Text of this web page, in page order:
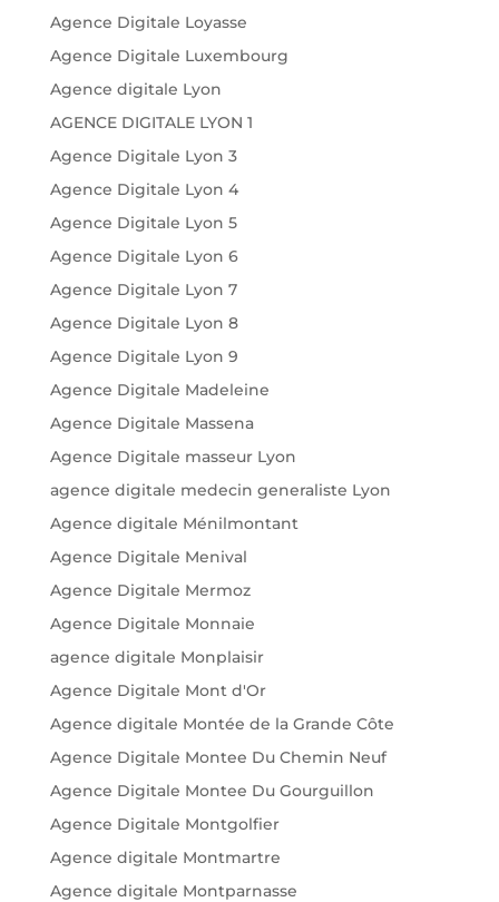
Agence Digitale Loyasse
Agence Digitale Luxembourg
Agence digitale Lyon
AGENCE DIGITALE LYON 1
Agence Digitale Lyon 3
Agence Digitale Lyon 4
Agence Digitale Lyon 5
Agence Digitale Lyon 6
Agence Digitale Lyon 7
Agence Digitale Lyon 8
Agence Digitale Lyon 9
Agence Digitale Madeleine
Agence Digitale Massena
Agence Digitale masseur Lyon
agence digitale medecin generaliste Lyon
Agence digitale Ménilmontant
Agence Digitale Menival
Agence Digitale Mermoz
Agence Digitale Monnaie
agence digitale Monplaisir
Agence Digitale Mont d'Or
Agence digitale Montée de la Grande Côte
Agence Digitale Montee Du Chemin Neuf
Agence Digitale Montee Du Gourguillon
Agence Digitale Montgolfier
Agence digitale Montmartre
Agence digitale Montparnasse